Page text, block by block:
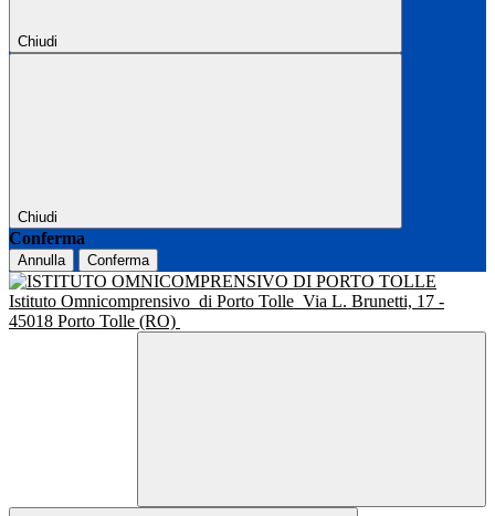
Chiudi
Chiudi
Conferma
Annulla Conferma
Istituto Omnicomprensivo di Porto Tolle Via L. Brunetti, 17 -
45018 Porto Tolle (RO)